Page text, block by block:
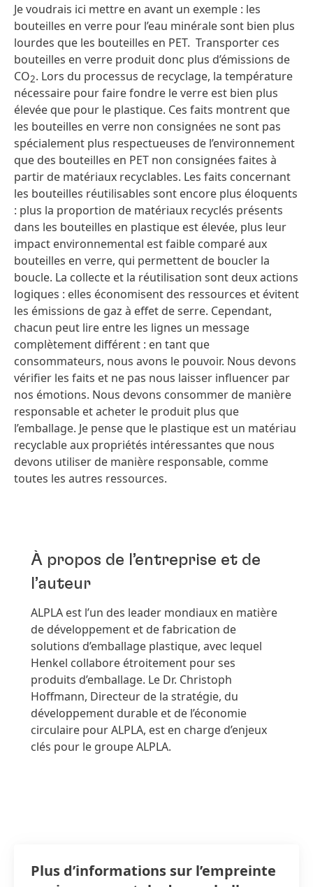
Je voudrais ici mettre en avant un exemple : les
bouteilles en verre pour l’eau minérale sont bien plus
lourdes que les bouteilles en PET. Transporter ces
bouteilles en verre produit donc plus d’émissions de
CO2. Lors du processus de recyclage, la température
nécessaire pour faire fondre le verre est bien plus
élevée que pour le plastique. Ces faits montrent que
les bouteilles en verre non consignées ne sont pas
spécialement plus respectueuses de l’environnement
que des bouteilles en PET non consignées faites à
partir de matériaux recyclables. Les faits concernant
les bouteilles réutilisables sont encore plus éloquents
: plus la proportion de matériaux recyclés présents
dans les bouteilles en plastique est élevée, plus leur
impact environnemental est faible comparé aux
bouteilles en verre, qui permettent de boucler la
boucle. La collecte et la réutilisation sont deux actions
logiques : elles économisent des ressources et évitent
les émissions de gaz à effet de serre. Cependant,
chacun peut lire entre les lignes un message
complètement différent : en tant que
consommateurs, nous avons le pouvoir. Nous devons
vérifier les faits et ne pas nous laisser influencer par
nos émotions. Nous devons consommer de manière
responsable et acheter le produit plus que
l’emballage. Je pense que le plastique est un matériau
recyclable aux propriétés intéressantes que nous
devons utiliser de manière responsable, comme
toutes les autres ressources.
À propos de l’entreprise et de
l’auteur
ALPLA est l’un des leader mondiaux en matière
de développement et de fabrication de
solutions d’emballage plastique, avec lequel
Henkel collabore étroitement pour ses
produits d’emballage. Le Dr. Christoph
Hoffmann, Directeur de la stratégie, du
développement durable et de l’économie
circulaire pour ALPLA, est en charge d’enjeux
clés pour le groupe ALPLA.
Plus d’informations sur l’empreinte